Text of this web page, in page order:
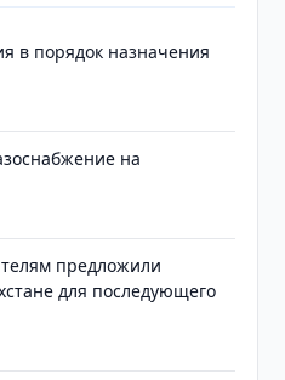
в порядок назначения
на
предложили
для последующего